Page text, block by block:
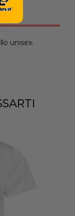
unisex.